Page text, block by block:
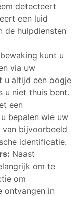
detecteert
een luid
de hulpdiensten
kunt u
via uw
u altijd een oogje
u niet thuis bent.
een
bepalen wie uw
bijvoorbeeld
identificatie.
Naast
om te
om
ontvangen in